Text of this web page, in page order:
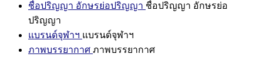
ชื่อปริญญา อักษรย่อปริญญา ชื่อปริญญา อักษรย่อ
ปริญญา
แบรนด์จุฬาฯ แบรนด์จุฬาฯ
ภาพบรรยากาศ ภาพบรรยากาศ